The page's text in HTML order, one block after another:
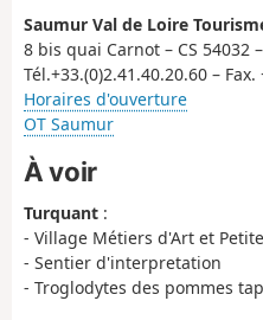
Saumur Val de Loire
8 bis quai Carnot – CS 54032
Tél.+33.(0)2.41.40.20.60 –
Horaires d'ouverture
OT Saumur
À voir
Turquant :
- Village Métiers d'Art et
- Sentier d'interpretation
- Troglodytes des pommes